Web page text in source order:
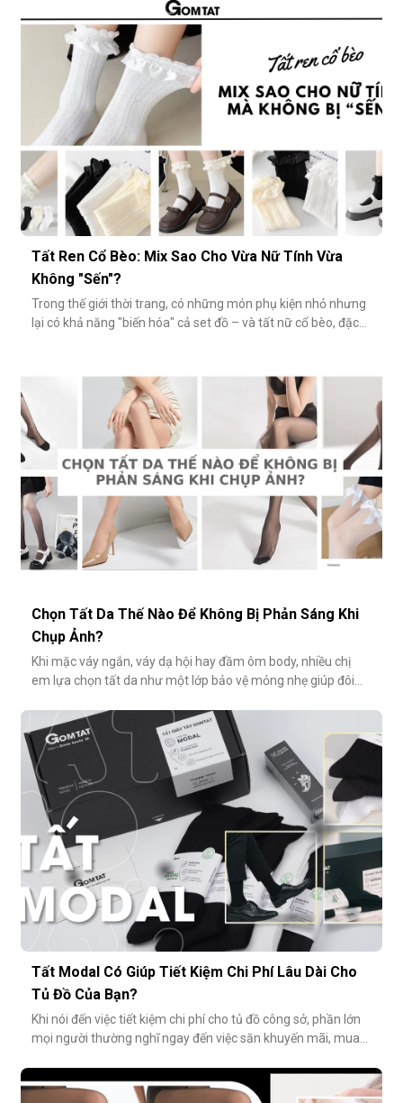
tầm sự chỉn chu và thể hiện gu thẩm mỹ cá nhân một cách
rõ rệt. Dưới đâ
Tất Ren Cổ Bèo: Mix Sao Cho Vừa Nữ Tính Vừa
Không "Sến"?
Trong thế giới thời trang, có những món phụ kiện nhỏ nhưng
lại có khả năng "biến hóa" cả set đồ – và tất nữ cổ bèo, đặc
mác "sến súa" nếu không phối đúng cách. Vậy làm sao để
Chọn Tất Da Thế Nào Để Không Bị Phản Sáng Khi
Chụp Ảnh?
Khi mặc váy ngắn, váy dạ hội hay đầm ôm body, nhiều chị
em lựa chọn tất da như một lớp bảo vệ mỏng nhẹ giúp đôi
Tuy nhiên, không ít người gặp phải tình huống dở khóc dở
cười: đôi chân phản chiếu ánh sáng trắng loá trong ảnh, lộ rõ
lớp tất khiến
Tất Modal Có Giúp Tiết Kiệm Chi Phí Lâu Dài Cho
Tủ Đồ Của Bạn?
Khi nói đến việc tiết kiệm chi phí cho tủ đồ công sở, phần lớn
mọi người thường nghĩ ngay đến việc săn khuyến mãi, mua
cách tiết kiệm bền vững và tinh tế hơn rất nhiều: đầu tư vào
chất lượng từ những món nhỏ nhất. Cụ thể hơn, tất modal